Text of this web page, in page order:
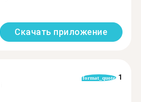
Скачать приложение
format_quote 1